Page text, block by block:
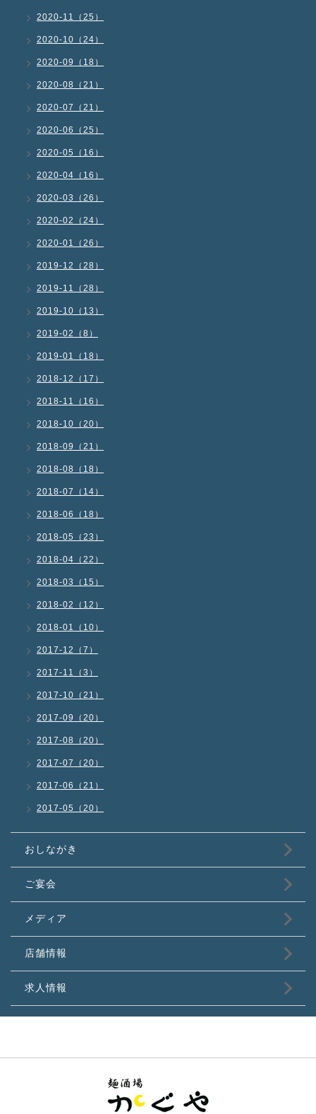
2020-11（25）
2020-10（24）
2020-09（18）
2020-08（21）
2020-07（21）
2020-06（25）
2020-05（16）
2020-04（16）
2020-03（26）
2020-02（24）
2020-01（26）
2019-12（28）
2019-11（28）
2019-10（13）
2019-02（8）
2019-01（18）
2018-12（17）
2018-11（16）
2018-10（20）
2018-09（21）
2018-08（18）
2018-07（14）
2018-06（18）
2018-05（23）
2018-04（22）
2018-03（15）
2018-02（12）
2018-01（10）
2017-12（7）
2017-11（3）
2017-10（21）
2017-09（20）
2017-08（20）
2017-07（20）
2017-06（21）
2017-05（20）
おしながき
ご宴会
メディア
店舗情報
求人情報